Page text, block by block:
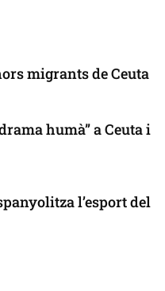
migrants de Ceuta
humà” a Ceuta i
l’esport del